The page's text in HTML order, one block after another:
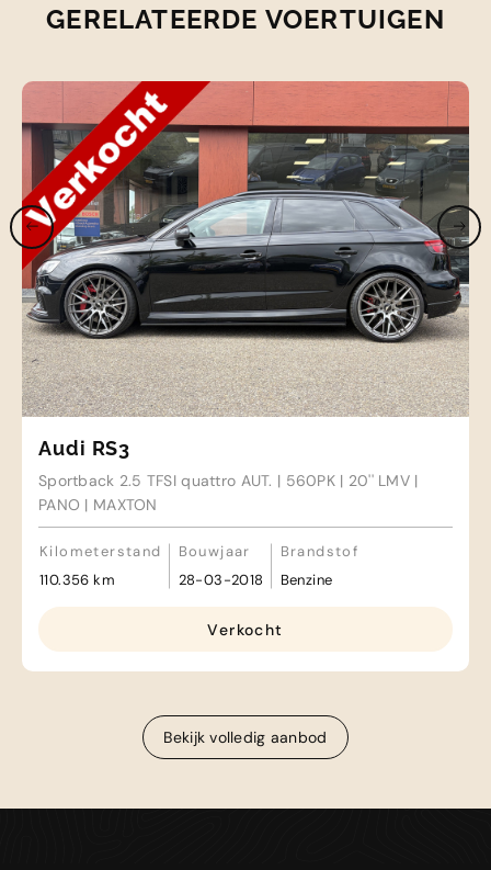
GERELATEERDE VOERTUIGEN
Audi RS3
Sportback 2.5 TFSI quattro AUT. | 560PK | 20'' LMV |
PANO | MAXTON
Kilometerstand
110.356 km
Bouwjaar
28-03-2018
Brandstof
Benzine
Verkocht
Bekijk volledig aanbod